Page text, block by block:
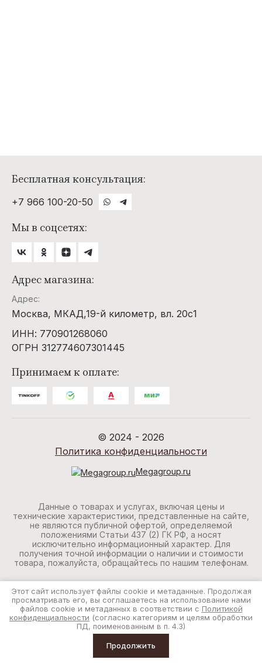
Бесплатная консультация:
+7 966 100-20-50
Мы в соцсетях:
Адрес магазина:
Адрес:
Москва, МКАД,19-й километр, вл. 20с1
ИНН: 770901268060
ОГРН 312774607301445
Принимаем к оплате:
© 2024 - 2026
Политика конфиденциальности
Megagroup.ru
Данные о товарах и услугах, включая цены и
технические характеристики, представленные на сайте,
не являются публичной офертой, определяемой
положениями Статьи 437 (2) ГК РФ, а носят
исключительно информационный характер. Для
получения точной информации о наличии и стоимости
товара, пожалуйста, обращайтесь по нашим телефонам.
Этот сайт использует файлы cookie и метаданные. Продолжая
просматривать его, вы соглашаетесь на использование нами
файлов cookie и метаданных в соответствии с Политикой
конфиденциальности (согласно категориям и целям обработки
ПД, поименованным в п. 4.3)
Продолжить